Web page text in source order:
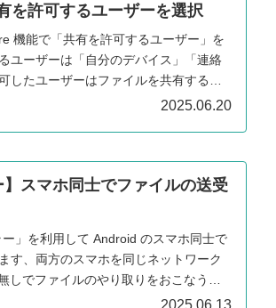
を許可するユーザーを選択
機能で「共有を許可するユーザー」を
ユーザーは「自分のデバイス」「連絡
たユーザーはファイルを共有する事
2025.06.20
】スマホ同士でファイルの送受
」を利用して Android のスマホ同士で
す、両方のスマホを同じネットワーク
しでファイルのやり取りをおこなうこ
2025.06.13